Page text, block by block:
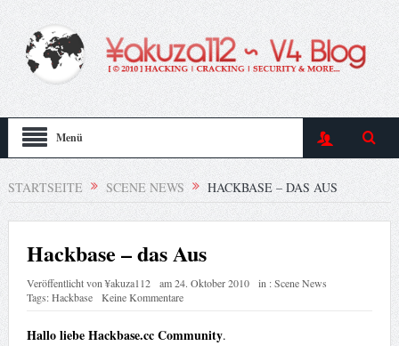
Menü
STARTSEITE SCENE NEWS HACKBASE – DAS AUS
Hackbase – das Aus
Veröffentlicht von¥akuza112 am24. Oktober 2010 in :Scene News
Tags:Hackbase Keine Kommentare
Hallo liebe Hackbase.cc Community.